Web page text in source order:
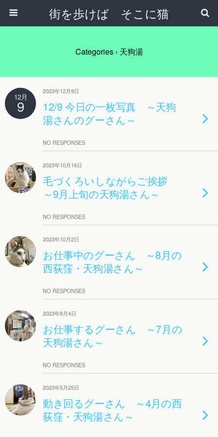
街を歩けば そこに猫
Categories › 天狗湯
12月
9
2023年12月9日
12/9 今日の一枚写真 ～天狗
湯さんのグーさん～
NO RESPONSES
2023年10月16日
毛づくろいしながらご挨拶
～9月上旬の天狗湯さん～
NO RESPONSES
2023年10月2日
お仕事中のグーさん ～8月の
西荻窪・天狗湯さん～
NO RESPONSES
2023年8月4日
お仕事するグーさん ～7月の
天狗湯さん～
NO RESPONSES
2023年5月25日
動き回るグーさん ～4月の西
荻窪・天狗湯さん～